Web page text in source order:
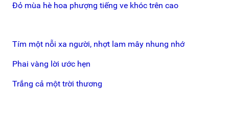
Đỏ mùa hè hoa phượng tiếng ve khóc trên cao
Tím một nỗi xa người, nhợt lam mây nhung nhớ
Phai vàng lời ước hẹn
Trắng cả một trời thương